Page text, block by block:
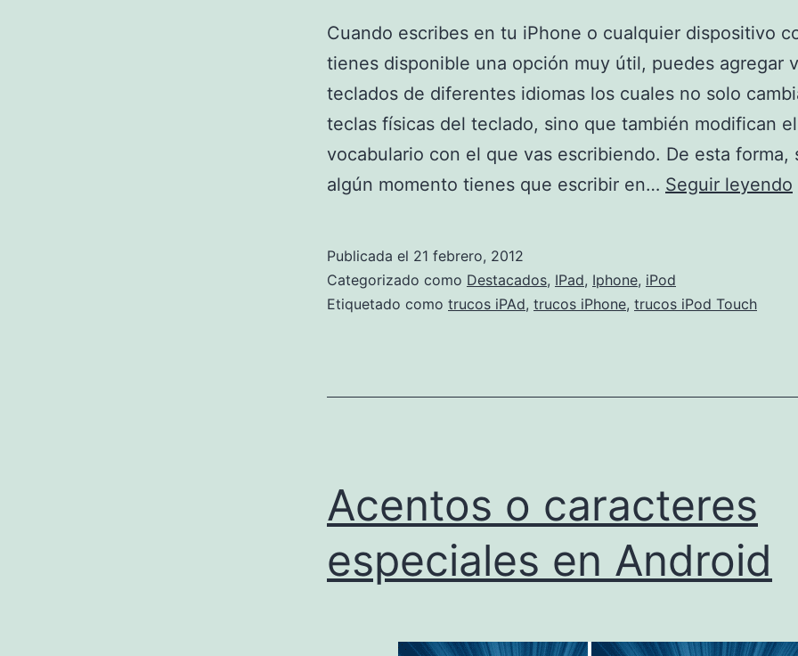
Cuando escribes en tu iPhone o cualquier dispositivo
tienes disponible una opción muy útil, puedes agregar
teclados de diferentes idiomas los cuales no solo
teclas físicas del teclado, sino que también modifican el
vocabulario con el que vas escribiendo. De esta forma,
algún momento tienes que escribir en… Seguir leyendo
Publicada el 21 febrero, 2012
Categorizado como Destacados, IPad, Iphone, iPod
Etiquetado como trucos iPAd, trucos iPhone, trucos iPod Touch
Acentos o caracteres
especiales en Android